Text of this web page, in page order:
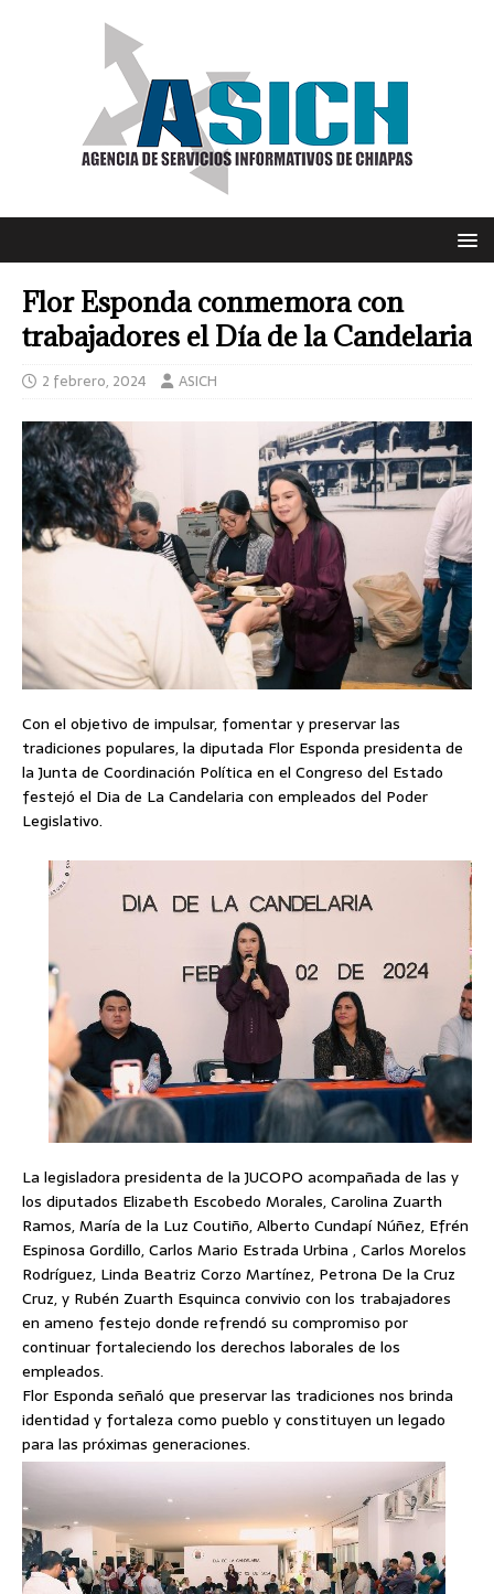
Flor Esponda conmemora con
trabajadores el Día de la Candelaria
2 febrero, 2024 ASICH
Con el objetivo de impulsar, fomentar y preservar las
tradiciones populares, la diputada Flor Esponda presidenta de
la Junta de Coordinación Política en el Congreso del Estado
festejó el Dia de La Candelaria con empleados del Poder
Legislativo.
La legisladora presidenta de la JUCOPO acompañada de las y
los diputados Elizabeth Escobedo Morales, Carolina Zuarth
Ramos, María de la Luz Coutiño, Alberto Cundapí Núñez, Efrén
Espinosa Gordillo, Carlos Mario Estrada Urbina , Carlos Morelos
Rodríguez, Linda Beatriz Corzo Martínez, Petrona De la Cruz
Cruz, y Rubén Zuarth Esquinca convivio con los trabajadores
en ameno festejo donde refrendó su compromiso por
continuar fortaleciendo los derechos laborales de los
empleados.
Flor Esponda señaló que preservar las tradiciones nos brinda
identidad y fortaleza como pueblo y constituyen un legado
para las próximas generaciones.